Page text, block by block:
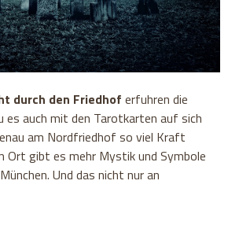
durch den Friedhof erfuhren die
es auch mit den Tarotkarten auf sich
am Nordfriedhof so viel Kraft
Ort gibt es mehr Mystik und Symbole
Und das nicht nur an